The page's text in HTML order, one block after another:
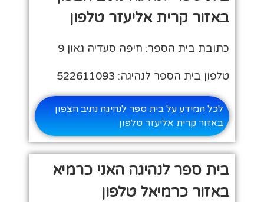
באזור קרית אליעזר טלפון
כתובת בית הספר: חיפה סעדיה גאון 9
טלפון בית הספר לנהיגה: 522611093
לכל המידע על בית ספר לנהיגה נתיב הצפון
באזור קרית אליעזר טלפון
בית ספר לנהיגה האני כרמיא
באזור כרמיאל טלפון